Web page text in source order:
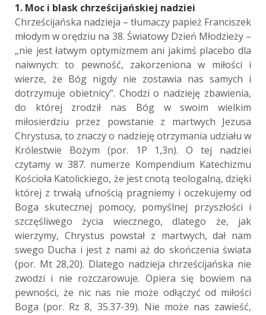
1. Moc i blask chrześcijańskiej nadziei
Chrześcijańska nadzieja – tłumaczy papież Franciszek
młodym w orędziu na 38. Światowy Dzień Młodzieży –
„nie jest łatwym optymizmem ani jakimś placebo dla
naiwnych: to pewność, zakorzeniona w miłości i
wierze, że Bóg nigdy nie zostawia nas samych i
dotrzymuje obietnicy”. Chodzi o nadzieję zbawienia,
do której zrodził nas Bóg w swoim wielkim
miłosierdziu przez powstanie z martwych Jezusa
Chrystusa, to znaczy o nadzieję otrzymania udziału w
Królestwie Bożym (por. 1P 1,3n). O tej nadziei
czytamy w 387. numerze Kompendium Katechizmu
Kościoła Katolickiego, że jest cnotą teologalną, dzięki
której z trwałą ufnością pragniemy i oczekujemy od
Boga skutecznej pomocy, pomyślnej przyszłości i
szczęśliwego życia wiecznego, dlatego że, jak
wierzymy, Chrystus powstał z martwych, dał nam
swego Ducha i jest z nami aż do skończenia świata
(por. Mt 28,20). Dlatego nadzieja chrześcijańska nie
zwodzi i nie rozczarowuje. Opiera się bowiem na
pewności, że nic nas nie może odłączyć od miłości
Boga (por. Rz 8, 35.37-39). Nie może nas zawieść,